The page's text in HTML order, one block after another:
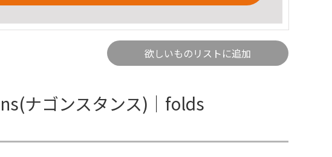
欲しいものリストに追加
ナゴンスタンス)｜folds